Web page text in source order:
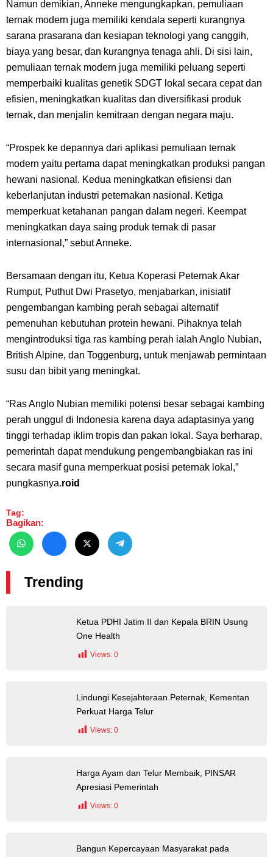
Namun demikian, Anneke mengungkapkan, pemuliaan
ternak modern juga memiliki kendala seperti kurangnya
sarana prasarana dan kesiapan teknologi yang canggih,
biaya yang besar, dan kurangnya tenaga ahli. Di sisi lain,
pemuliaan ternak modern juga memiliki peluang seperti
memperbaiki kualitas genetik SDGT lokal secara cepat dan
efisien, meningkatkan kualitas dan diversifikasi produk
ternak, dan menjalin kemitraan dengan negara maju.
“Prospek ke depannya dari aplikasi pemuliaan ternak
modern yaitu pertama dapat meningkatkan produksi pangan
hewani nasional. Kedua meningkatkan efisiensi dan
keberlanjutan industri peternakan nasional. Ketiga
memperkuat ketahanan pangan dalam negeri. Keempat
meningkatkan daya saing produk ternak di pasar
internasional,” sebut Anneke.
Bersamaan dengan itu, Ketua Koperasi Peternak Akar
Rumput, Puthut Dwi Prasetyo, menjabarkan, inisiatif
pengembangan kambing perah sebagai alternatif
pemenuhan kebutuhan protein hewani. Pihaknya telah
mengintroduksi tiga ras kambing perah ialah Anglo Nubian,
British Alpine, dan Toggenburg, untuk menjawab permintaan
susu dan bibit yang meningkat.
“Ras Anglo Nubian memiliki potensi besar sebagai kambing
perah unggul di Indonesia karena daya adaptasinya yang
tinggi terhadap iklim tropis dan pakan lokal. Saya berharap,
pemerintah dapat mendukung pengembangbiakan ras ini
secara masif guna memperkuat posisi peternak lokal,”
pungkasnya.roid
Tag:
Bagikan:
Trending
Ketua PDHI Jatim II dan Kepala BRIN Usung
One Health
Views: 0
Lindungi Kesejahteraan Peternak, Kementan
Perkuat Harga Telur
Views: 0
Harga Ayam dan Telur Membaik, PINSAR
Apresiasi Pemerintah
Views: 0
Bangun Kepercayaan Masyarakat pada